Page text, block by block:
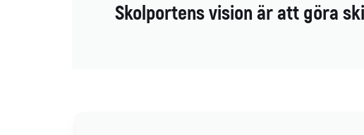
Skolportens vision är att göra